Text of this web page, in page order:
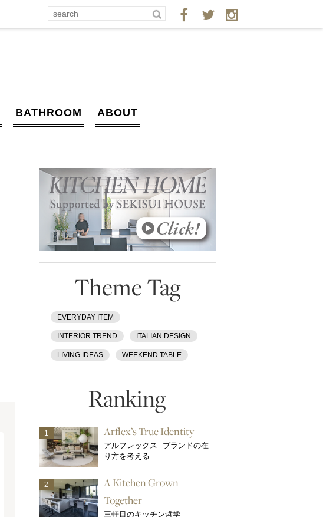
BATHROOM ABOUT
Theme Tag
EVERYDAY ITEM
INTERIOR TREND ITALIAN DESIGN
LIVING IDEAS WEEKEND TABLE
Ranking
1 Arflex’s True Identity
アルフレックス─ブランドの在
り方を考える
2
A Kitchen Grown
Together
三軒目のキッチン哲学